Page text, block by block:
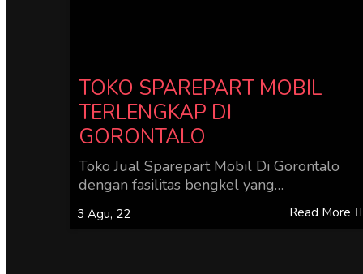
TOKO SPAREPART MOBIL
TERLENGKAP DI
GORONTALO
3 Agu, 22
Toko Jual Sparepart Mobil Di Gorontalo
dengan fasilitas bengkel yang…
Read More